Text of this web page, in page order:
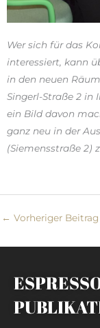
Wer sich für das
interessiert, kann
in den neuen
Singerl-Straße 2 in
ein Bild davon
ganz neu in der
(Siemensstraße 2)
← Vorheriger Beitrag